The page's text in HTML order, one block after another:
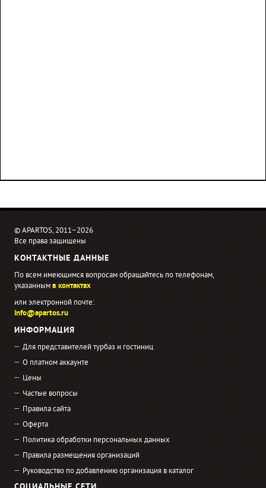
© APARTOS, 2011−2026
Все права защищены
КОНТАКТНЫЕ ДАННЫЕ
По всем имеющимся вопросам обращайтесь по телефонам,
указаннымв контактах
или электронной почте:
info@apartos.ru
ИНФОРМАЦИЯ
Для представителей турбаз и гостиниц
О платном аккаунте
Цены
Частые вопросы
Правила сайта
Оферта
Политика обработки персональных данных
Правила размещения организаций
Руководство по добавлению организация в каталог